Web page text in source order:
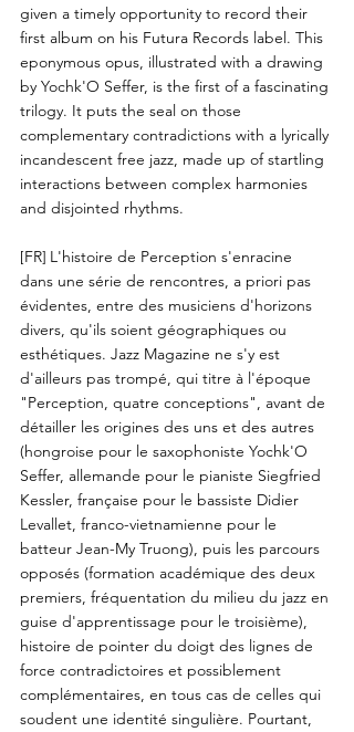
given a timely opportunity to record their
first album on his Futura Records label. This
eponymous opus, illustrated with a drawing
by Yochk'O Seffer, is the first of a fascinating
trilogy. It puts the seal on those
complementary contradictions with a lyrically
incandescent free jazz, made up of startling
interactions between complex harmonies
and disjointed rhythms.
[FR] L'histoire de Perception s'enracine
dans une série de rencontres, a priori pas
évidentes, entre des musiciens d'horizons
divers, qu'ils soient géographiques ou
esthétiques. Jazz Magazine ne s'y est
d'ailleurs pas trompé, qui titre à l'époque
"Perception, quatre conceptions", avant de
détailler les origines des uns et des autres
(hongroise pour le saxophoniste Yochk'O
Seffer, allemande pour le pianiste Siegfried
Kessler, française pour le bassiste Didier
Levallet, franco-vietnamienne pour le
batteur Jean-My Truong), puis les parcours
opposés (formation académique des deux
premiers, fréquentation du milieu du jazz en
guise d'apprentissage pour le troisième),
histoire de pointer du doigt des lignes de
force contradictoires et possiblement
complémentaires, en tous cas de celles qui
soudent une identité singulière. Pourtant,